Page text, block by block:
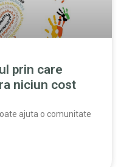
prin care
niciun cost
ajuta o comunitate